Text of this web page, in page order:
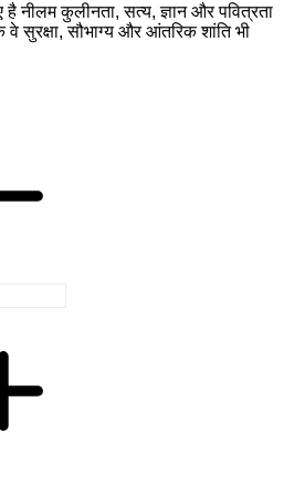
नीलम कुलीनता, सत्य, ज्ञान और पवित्रता
सुरक्षा, सौभाग्य और आंतरिक शांति भी